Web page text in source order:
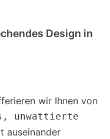
Design in
wir Ihnen von
unwattierte
auseinander